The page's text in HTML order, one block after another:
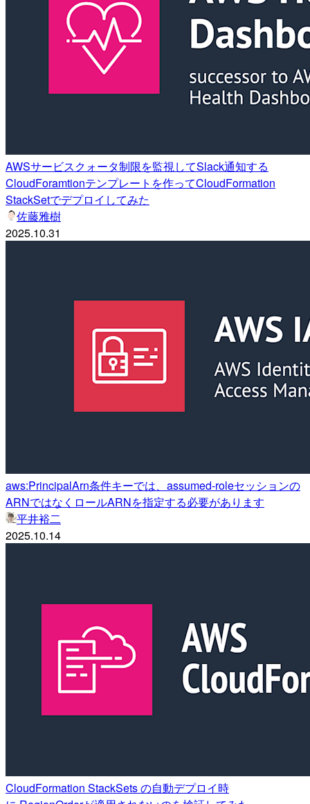
AWSサービスクォータ制限を監視してSlack通知する
CloudForamtionテンプレートを作ってCloudFormation
StackSetでデプロイしてみた
佐藤雅樹
2025.10.31
aws:PrincipalArn条件キーでは、assumed-roleセッションの
ARNではなくロールARNを指定する必要があります
平井裕二
2025.10.14
CloudFormation StackSets の自動デプロイ時